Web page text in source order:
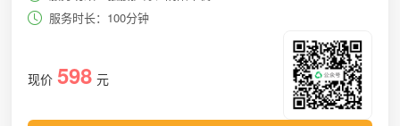
服务时长：100分钟
现价 598 元